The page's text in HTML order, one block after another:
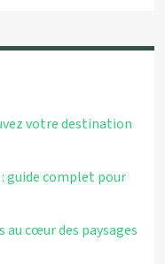
votre destination
guide complet pour
au cœur des paysages